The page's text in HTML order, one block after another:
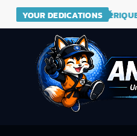
YOUR DEDICATIONS
DRAGON BALL (GÉNÉRIQUE